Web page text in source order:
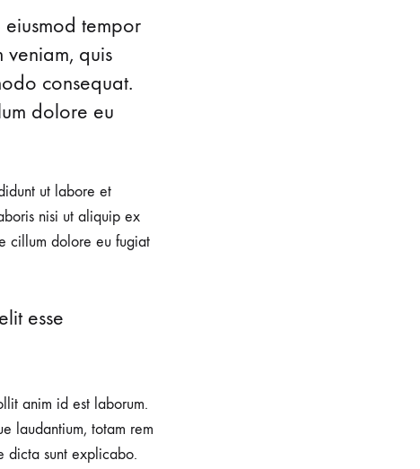
tempor
quis
consequat.
dolore eu
ut labore et
nisi ut aliquip ex
cillum dolore eu fugiat
esse
anim id est laborum.
laudantium, totam rem
dicta sunt explicabo.